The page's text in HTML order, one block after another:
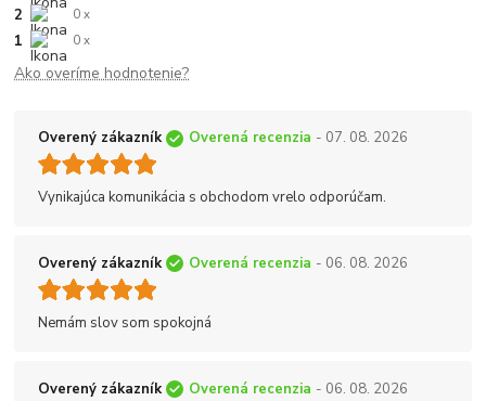
2 0 x
1 0 x
Ako overíme hodnotenie?
Overený zákazník Overená recenzia - 07. 08. 2026
Vynikajúca komunikácia s obchodom vrelo odporúčam.
Overený zákazník Overená recenzia - 06. 08. 2026
Nemám slov som spokojná
Overený zákazník Overená recenzia - 06. 08. 2026